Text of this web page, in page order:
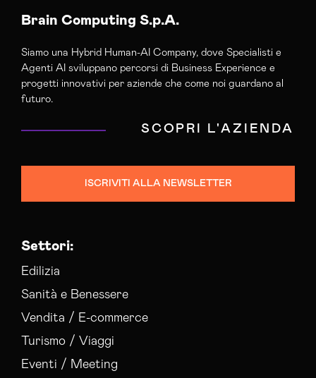
Brain Computing S.p.A.
Siamo una Hybrid Human-AI Company, dove Specialisti e
Agenti AI sviluppano percorsi di Business Experience e
progetti innovativi per aziende che come noi guardano al
futuro.
SCOPRI L'AZIENDA
ISCRIVITI ALLA NEWSLETTER
Settori:
Edilizia
Sanità e Benessere
Vendita / E-commerce
Turismo / Viaggi
Eventi / Meeting